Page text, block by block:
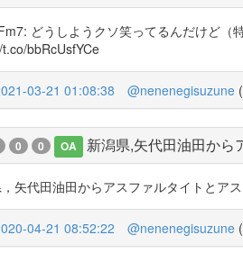
どうしようクソ笑ってるんだけど
bbRcUsfYCe
03-21 01:08:38 @nenenegisuzune (
0 0 OA 新潟県,矢代田油田から
矢代田油田からアスファルタイトとア
04-21 08:52:22 @nenenegisuzune (